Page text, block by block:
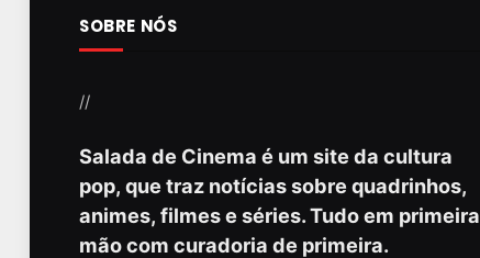
SOBRE NÓS
//
Salada de Cinema é um site da cultura
pop, que traz notícias sobre quadrinhos,
animes, filmes e séries. Tudo em primeira
mão com curadoria de primeira.